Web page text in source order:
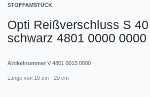
STOFFAMSTÜCK
Opti Reißverschluss S
schwarz 4801 0000 0000
Artikelnummer V 4801 0015 0000
Länge von 10 cm - 20 cm